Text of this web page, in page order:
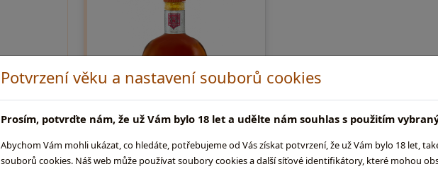
Potvrzení věku a nastavení souborů cookies
Prosím, potvrďte nám, že už Vám bylo 18 let a udělte nám souhlas s použitím
Abychom Vám mohli ukázat, co hledáte, potřebujeme od Vás získat potvrzení, že už Vám bylo 18 let,
souborů cookies. Náš web může používat soubory cookies a další síťové identifikátory, které mohou